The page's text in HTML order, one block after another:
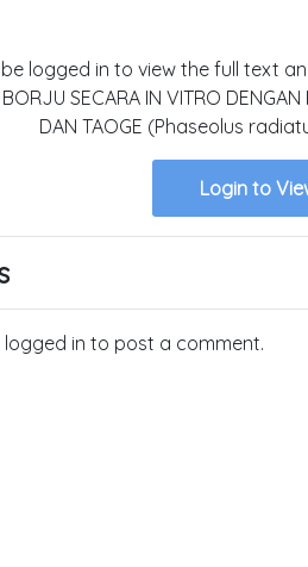
logged in to view the full text
BORJU SECARA IN VITRO
DAN TAOGE (Phaseolus
Login to
logged in to post a comment.